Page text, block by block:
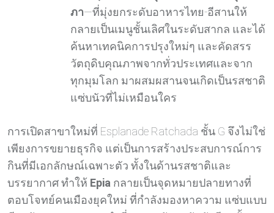
ภา—ที่มุ่งยกระดับอาหารไทย-อีสานให้
กลายเป็นเมนูชั้นเลิศในระดับสากล และได้
ค้นหาเทคนิคการปรุงใหม่ๆ และคัดสรร
วัตถุดิบคุณภาพจากทั่วประเทศและจาก
ทุกมุมโลก มาผสมผสานจนเกิดเป็นรสชาติ
แซ่บนัวที่ไม่เหมือนใคร
การเปิดสาขาใหม่ที่ Esplanade Ratchada ชั้น G จึงไม่ใช่
เพียงการขยายธุรกิจ แต่เป็นการสร้างประสบการณ์การ
กินที่มีเอกลักษณ์เฉพาะตัว ทั้งในด้านรสชาติและ
บรรยากาศ ทำให้ Epia กลายเป็นจุดหมายปลายทางที่
ตอบโจทย์คนเมืองยุคใหม่ ที่กำลังมองหาความ แซ่บแบบ